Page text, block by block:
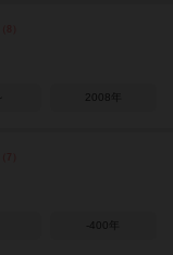
2008年
-400年